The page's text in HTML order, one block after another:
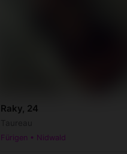
Raky, 24
Fürigen • Nidwald